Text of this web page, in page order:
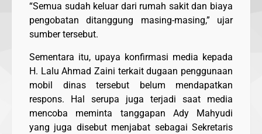
“Semua sudah keluar dari rumah sakit dan biaya
pengobatan ditanggung masing-masing,” ujar
sumber tersebut.
Sementara itu, upaya konfirmasi media kepada
H. Lalu Ahmad Zaini terkait dugaan penggunaan
mobil dinas tersebut belum mendapatkan
respons. Hal serupa juga terjadi saat media
mencoba meminta tanggapan Ady Mahyudi
yang juga disebut menjabat sebagai Sekretaris